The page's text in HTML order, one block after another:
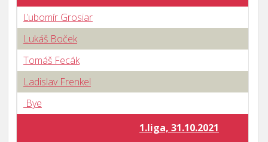
Ľubomír Grosiar
Lukáš Boček
Tomáš Fecák
Ladislav Frenkel
Bye
1.liga, 31.10.2021